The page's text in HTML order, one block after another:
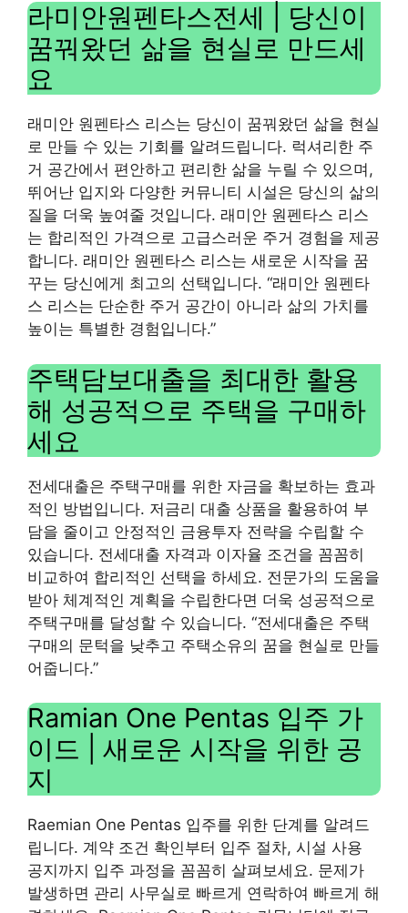
라미안원펜타스전세 | 당신이
꿈꿔왔던 삶을 현실로 만드세
요
래미안 원펜타스 리스는 당신이 꿈꿔왔던 삶을 현실
로 만들 수 있는 기회를 알려드립니다. 럭셔리한 주
거 공간에서 편안하고 편리한 삶을 누릴 수 있으며,
뛰어난 입지와 다양한 커뮤니티 시설은 당신의 삶의
질을 더욱 높여줄 것입니다. 래미안 원펜타스 리스
는 합리적인 가격으로 고급스러운 주거 경험을 제공
합니다. 래미안 원펜타스 리스는 새로운 시작을 꿈
꾸는 당신에게 최고의 선택입니다. “래미안 원펜타
스 리스는 단순한 주거 공간이 아니라 삶의 가치를
높이는 특별한 경험입니다.”
주택담보대출을 최대한 활용
해 성공적으로 주택을 구매하
세요
전세대출은 주택구매를 위한 자금을 확보하는 효과
적인 방법입니다. 저금리 대출 상품을 활용하여 부
담을 줄이고 안정적인 금융투자 전략을 수립할 수
있습니다. 전세대출 자격과 이자율 조건을 꼼꼼히
비교하여 합리적인 선택을 하세요. 전문가의 도움을
받아 체계적인 계획을 수립한다면 더욱 성공적으로
주택구매를 달성할 수 있습니다. “전세대출은 주택
구매의 문턱을 낮추고 주택소유의 꿈을 현실로 만들
어줍니다.”
Ramian One Pentas 입주 가
이드 | 새로운 시작을 위한 공
지
Raemian One Pentas 입주를 위한 단계를 알려드
립니다. 계약 조건 확인부터 입주 절차, 시설 사용
공지까지 입주 과정을 꼼꼼히 살펴보세요. 문제가
발생하면 관리 사무실로 빠르게 연락하여 빠르게 해